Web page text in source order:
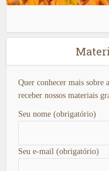
Quer conhecer mais sobre
receber nossos materiais
Seu nome (obrigatório)
Seu e-mail (obrigatório)